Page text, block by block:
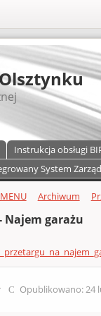
Instrukcja obsługi
System
MENU Archiwum
Najem garażu
Opublikowano: 24